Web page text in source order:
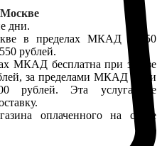
дни.
в пределах МКАД - 450
рублей.
МКАД бесплатна при заказе
за пределами МКАД - при
рублей. Эта услуга не
оплаченного на сайте